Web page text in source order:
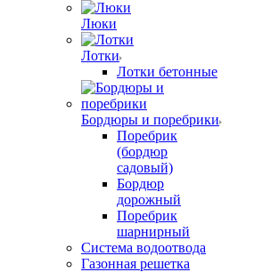
Люки
Лотки
Лотки бетонные
Бордюры и поребрики
Поребрик
(бордюр
садовый)
Бордюр
дорожный
Поребрик
шарнирный
Система водоотвода
Газонная решетка